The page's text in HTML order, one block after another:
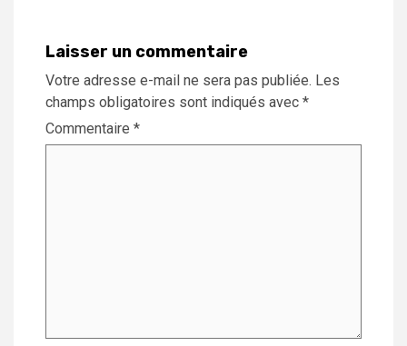
Laisser un commentaire
Votre adresse e-mail ne sera pas publiée. Les
champs obligatoires sont indiqués avec *
Commentaire *